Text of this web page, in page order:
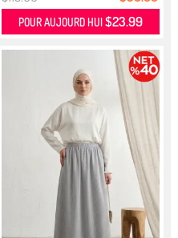
POUR AUJOURD HUI $23.99